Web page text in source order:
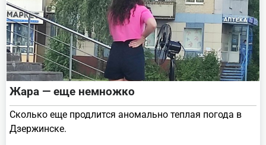
Жара — еще немножко
Сколько еще продлится аномально теплая погода в
Дзержинске.